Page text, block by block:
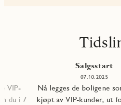
VIP-
du i 7
Salgsstart
07.10.2025
Nå legges de boligene
kjøpt av VIP-kunder, ut